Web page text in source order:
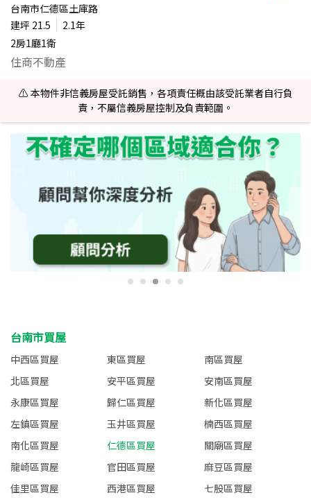
台南市仁德區土庫路
建坪 21.5
2.1年
2房1廳1衛
住商不動產
⚠️ 本物件非信義房屋受託銷售，各項責任概由該受託業者自行負
責，不屬信義房屋控制及負責範圍。
台南市買屋
中西區買屋 東區買屋
南區買屋
北區買屋
安平區買屋
安南區買屋
永康區買屋
歸仁區買屋
新化區買屋
左鎮區買屋
玉井區買屋
楠西區買屋
南化區買屋
仁德區買屋
關廟區買屋
龍崎區買屋
官田區買屋
麻豆區買屋
佳里區買屋
西港區買屋
七股區買屋